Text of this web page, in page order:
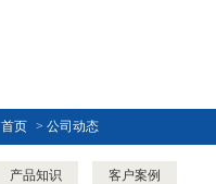
首页 > 公司动态
产品知识 客户案例